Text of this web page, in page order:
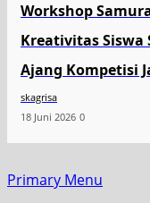
Workshop
Kreativitas Siswa
Ajang Kompetisi
skagrisa
18 Juni 2026 0
Primary Menu